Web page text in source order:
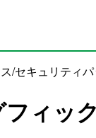
/セキュリティ
ィッ